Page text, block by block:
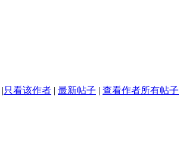
|只看该作者 | 最新帖子 | 查看作者所有帖子